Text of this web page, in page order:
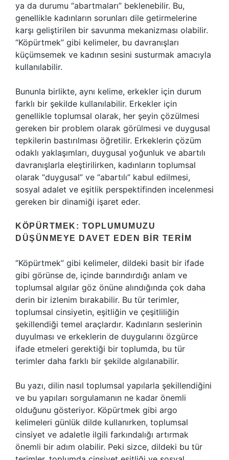
ya da durumu “abartmaları” beklenebilir. Bu,
genellikle kadınların sorunları dile getirmelerine
karşı geliştirilen bir savunma mekanizması olabilir.
“Köpürtmek” gibi kelimeler, bu davranışları
küçümsemek ve kadının sesini susturmak amacıyla
kullanılabilir.
Bununla birlikte, aynı kelime, erkekler için durum
farklı bir şekilde kullanılabilir. Erkekler için
genellikle toplumsal olarak, her şeyin çözülmesi
gereken bir problem olarak görülmesi ve duygusal
tepkilerin bastırılması öğretilir. Erkeklerin çözüm
odaklı yaklaşımları, duygusal yoğunluk ve abartılı
davranışlarla eleştirilirken, kadınların toplumsal
olarak “duygusal” ve “abartılı” kabul edilmesi,
sosyal adalet ve eşitlik perspektifinden incelenmesi
gereken bir dinamiği işaret eder.
KÖPÜRTMEK: TOPLUMUMUZU
DÜŞÜNMEYE DAVET EDEN BIR TERIM
“Köpürtmek” gibi kelimeler, dildeki basit bir ifade
gibi görünse de, içinde barındırdığı anlam ve
toplumsal algılar göz önüne alındığında çok daha
derin bir izlenim bırakabilir. Bu tür terimler,
toplumsal cinsiyetin, eşitliğin ve çeşitliliğin
şekillendiği temel araçlardır. Kadınların seslerinin
duyulması ve erkeklerin de duygularını özgürce
ifade etmeleri gerektiği bir toplumda, bu tür
terimler daha farklı bir şekilde algılanabilir.
Bu yazı, dilin nasıl toplumsal yapılarla şekillendiğini
ve bu yapıları sorgulamanın ne kadar önemli
olduğunu gösteriyor. Köpürtmek gibi argo
kelimeleri günlük dilde kullanırken, toplumsal
cinsiyet ve adaletle ilgili farkındalığı artırmak
önemli bir adım olabilir. Peki sizce, dildeki bu tür